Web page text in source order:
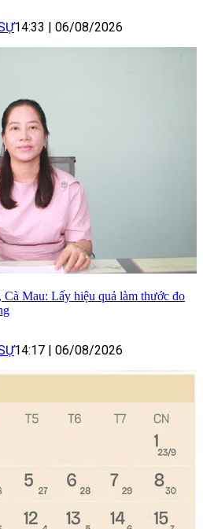
14:33 06/08/2026
Mau: Lấy hiệu quả làm thước đo
14:17 06/08/2026